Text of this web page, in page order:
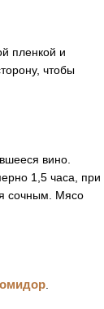
пленкой и
чтобы
вино.
1,5 часа, при
сочным. Мясо